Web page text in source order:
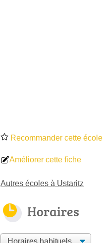
Recommander cette école
Améliorer cette fiche
Autres écoles à Ustaritz
Horaires